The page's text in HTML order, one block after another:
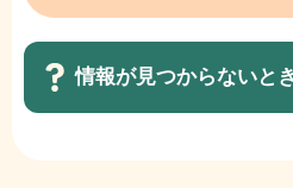
情報が見つからないと